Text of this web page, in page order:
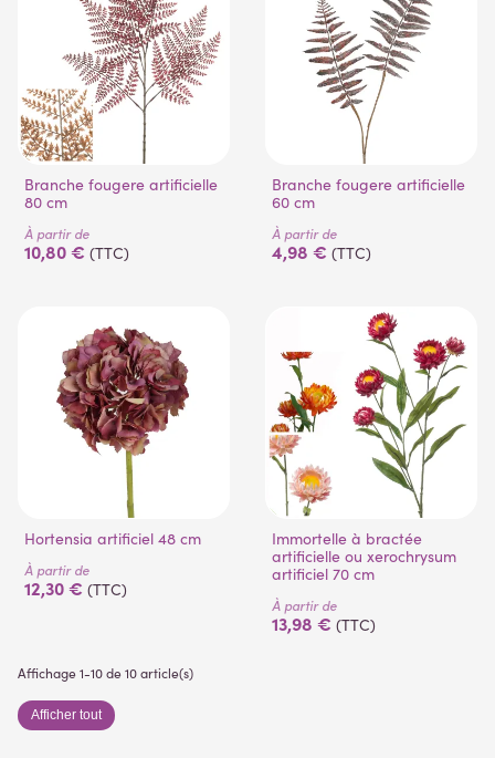
Branche fougere artificielle
80 cm
À partir de
10,80 € (TTC)
Branche fougere artificielle
60 cm
À partir de
4,98 € (TTC)
Hortensia artificiel 48 cm
À partir de
12,30 € (TTC)
Immortelle à bractée
artificielle ou xerochrysum
artificiel 70 cm
À partir de
13,98 € (TTC)
Affichage 1-10 de 10 article(s)
Afficher tout